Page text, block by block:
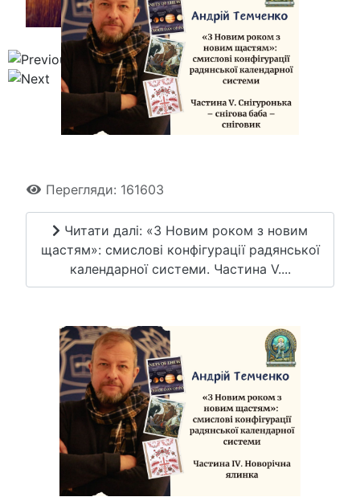
Перегляди: 161603
Читати далі: «З Новим роком з новим
щастям»: смислові конфігурації радянської
календарної системи. Частина V....